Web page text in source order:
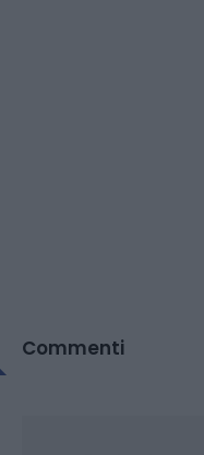
Commenti